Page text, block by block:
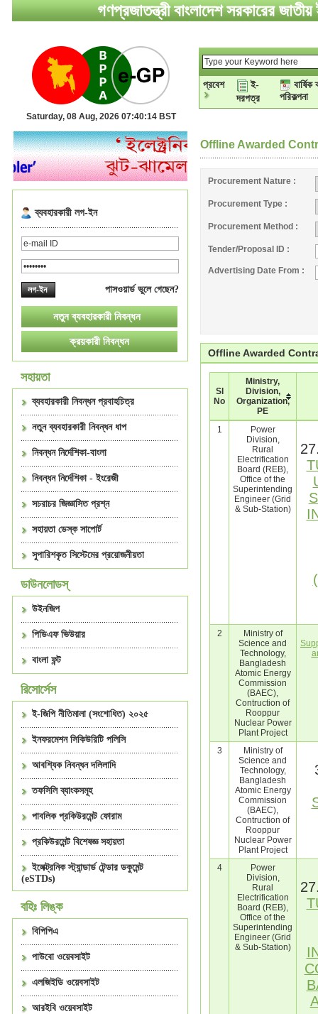
গণপ্রজাতন্ত্রী বাংলাদেশ সরকারের
Saturday, 08 Aug, 2026 07:40:15 BST
প্রবেশ
ই-
দরপত্র
পরিকল্পনা
ব্যবহারকারী লগ-ইন
পাসওয়ার্ড ভুলে গেছেন?
সহায়তা
ব্যবহারকারী নিবন্ধন প্রবাহচিত্র
নতুন ব্যবহারকারী নিবন্ধন ধাপ
নিবন্ধন নির্দেশিকা-বাংলা
নিবন্ধন নির্দেশিকা - ইংরেজী
সচরাচর জিজ্ঞাসিত প্রশ্ন
সহায়তা ডেস্ক সাপোর্ট
সুপারিশকৃত সিস্টেমের প্রয়োজনীয়তা
ডাউনলোডস্
উইনজিপ
পিডিএফ ভিউয়ার
বাংলা ফন্ট
রিসোর্সেস
ই-জিপি নীতিমালা (সংশোধিত) ২০২৫
ইনফরমেশন সিকিউরিটি পলিসি
আবশ্যিক নিবন্ধন দলিলাদি
তফসিলি ব্যাংকসমূহ
পাবলিক প্রকিউরমেন্ট ফোরাম
প্রকিউরমেন্ট বিশেষজ্ঞ সহায়তা
ইলেক্ট্রনিক স্ট্যান্ডার্ড টেন্ডার ডকুমেন্ট
(eSTDs)
বহিঃ লিঙ্ক
বিপিপিএ
পাউবো ওয়েবসাইট
এলজিইডি ওয়েবসাইট
আরইবি ওয়েবসাইট
Offline Awarded
Procurement Nature :
Procurement Type :
Procurement Method :
Tender/Proposal ID :
Advertising Date From :
Offline Awarded
Sl
No
Ministry,
Division,
Organization,
PE
1
Power
Division,
Rural
Electrification
Board (REB),
Office of the
Superintending
Engineer (Grid
& Sub-Station)
2
Ministry of
Science and
Technology,
Bangladesh
Atomic Energy
Commission
(BAEC),
Contruction of
Rooppur
Nuclear Power
Plant Project
3
Ministry of
Science and
Technology,
Bangladesh
Atomic Energy
Commission
(BAEC),
Contruction of
Rooppur
Nuclear Power
Plant Project
4
Power
Division,
Rural
Electrification
Board (REB),
Office of the
Superintending
Engineer (Grid
& Sub-Station)